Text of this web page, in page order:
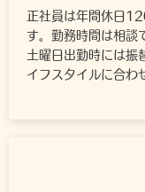
正社員は年間休日
す。勤務時間は相談
土曜日出勤時には振
イフスタイルに合わ